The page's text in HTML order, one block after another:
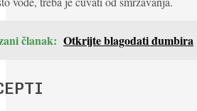
članak: Otkrijte blagodati đumbira